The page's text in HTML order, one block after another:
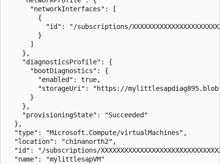
      "networkInterfaces": [
        {
"id": "/subscriptions/
        }
      ]
    },
    "diagnosticsProfile": {
      "bootDiagnostics": {
        "enabled": true,
"storageUri": "https://
      }
    },
    "provisioningState": "Succeeded"
  },
  "type": "Microsoft.Compute/virtualMachines",
  "location": "chinanorth2",
"id": "/subscriptions/
  "name": "mylittlesapVM"